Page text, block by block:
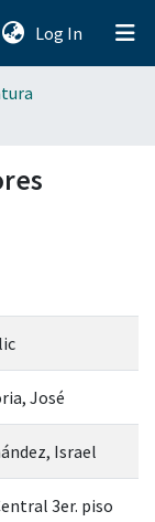
Log In (current)
José
Israel
3er. piso